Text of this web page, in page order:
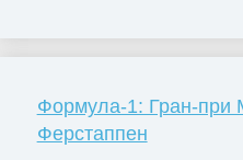
Формула-1: Гран-при
Ферстаппен